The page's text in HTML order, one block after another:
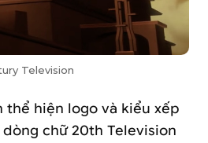
Television
thể hiện logo và kiểu xếp
chữ 20th Television